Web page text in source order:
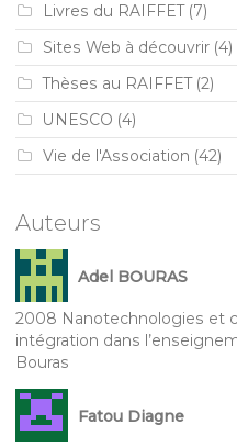
Livres du RAIFFET(7)
Sites Web à découvrir (4)
Thèses au RAIFFET(2)
UNESCO (4)
Vie de l'Association (42)
Auteurs
Adel BOURAS
2008 Nanotechnologies et
intégration dans
Bouras
Fatou Diagne